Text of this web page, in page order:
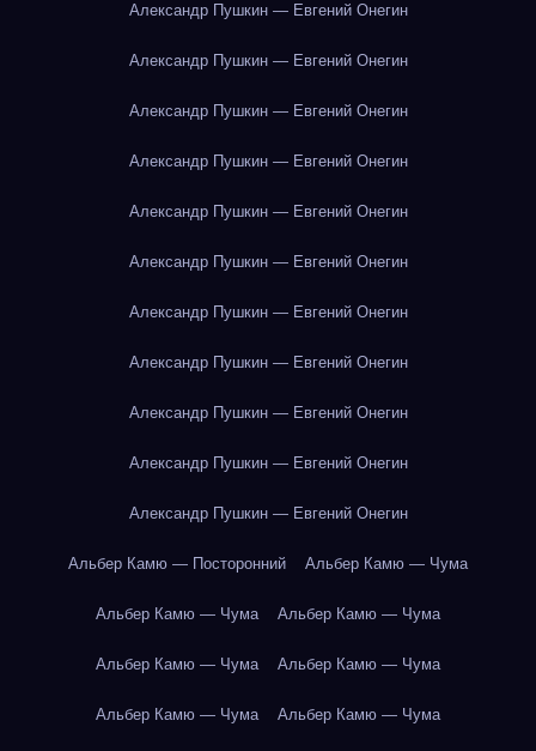
Александр Пушкин — Евгений Онегин
Александр Пушкин — Евгений Онегин
Александр Пушкин — Евгений Онегин
Александр Пушкин — Евгений Онегин
Александр Пушкин — Евгений Онегин
Александр Пушкин — Евгений Онегин
Александр Пушкин — Евгений Онегин
Александр Пушкин — Евгений Онегин
Александр Пушкин — Евгений Онегин
Александр Пушкин — Евгений Онегин
Александр Пушкин — Евгений Онегин
Альбер Камю — Посторонний Альбер Камю — Чума
Альбер Камю — Чума Альбер Камю — Чума
Альбер Камю — Чума Альбер Камю — Чума
Альбер Камю — Чума Альбер Камю — Чума